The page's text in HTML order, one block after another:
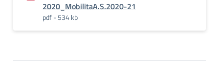
2020_MobilitaA.S.2020-21
pdf - 534 kb